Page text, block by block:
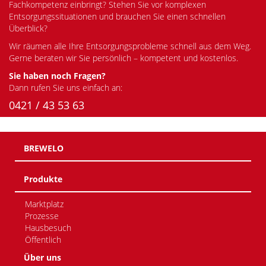
Fachkompetenz einbringt? Stehen Sie vor komplexen
Entsorgungssituationen und brauchen Sie einen schnellen
Überblick?
Wir räumen alle Ihre Entsorgungsprobleme schnell aus dem Weg.
Gerne beraten wir Sie persönlich – kompetent und kostenlos.
Sie haben noch Fragen?
Dann rufen Sie uns einfach an:
0421 / 43 53 63
BREWELO
Produkte
Marktplatz
Prozesse
Hausbesuch
Öffentlich
Über uns